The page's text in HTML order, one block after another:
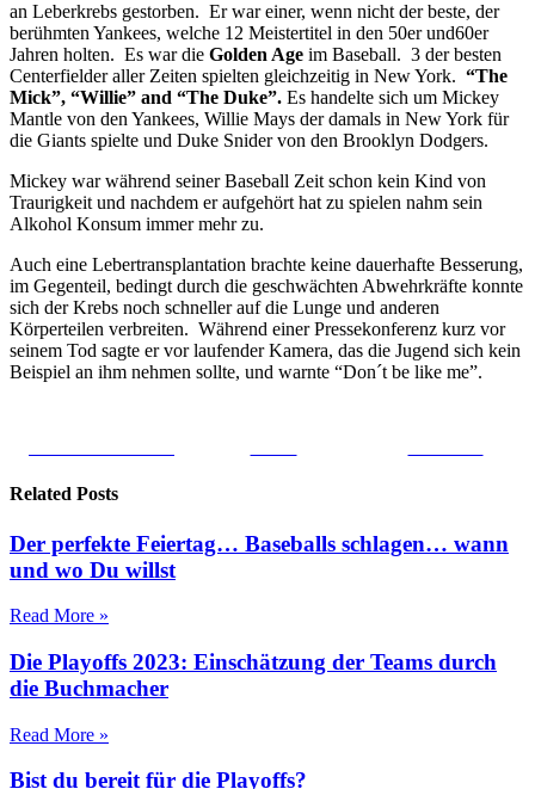
an Leberkrebs gestorben. Er war einer, wenn nicht der beste, der
berühmten Yankees, welche 12 Meistertitel in den 50er und60er
Jahren holten. Es war die Golden Age im Baseball. 3 der besten
Centerfielder aller Zeiten spielten gleichzeitig in New York. “The
Mick”, “Willie” and “The Duke”. Es handelte sich um Mickey
Mantle von den Yankees, Willie Mays der damals in New York für
die Giants spielte und Duke Snider von den Brooklyn Dodgers.
Mickey war während seiner Baseball Zeit schon kein Kind von
Traurigkeit und nachdem er aufgehört hat zu spielen nahm sein
Alkohol Konsum immer mehr zu.
Auch eine Lebertransplantation brachte keine dauerhafte Besserung,
im Gegenteil, bedingt durch die geschwächten Abwehrkräfte konnte
sich der Krebs noch schneller auf die Lunge und anderen
Körperteilen verbreiten. Während einer Pressekonferenz kurz vor
seinem Tod sagte er vor laufender Kamera, das die Jugend sich kein
Beispiel an ihm nehmen sollte, und warnte “Don´t be like me”.
Related Posts
Der perfekte Feiertag… Baseballs schlagen… wann
und wo Du willst
Read More »
Die Playoffs 2023: Einschätzung der Teams durch
die Buchmacher
Read More »
Bist du bereit für die Playoffs?